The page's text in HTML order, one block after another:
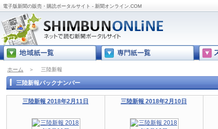
電子版新聞の販売・購読ポータルサイト - 新聞オンライン.COM
ホーム ＞ 三陸新報
三陸新報バックナンバー
三陸新報 2018年2月11日 三陸新報 2018年2月10日